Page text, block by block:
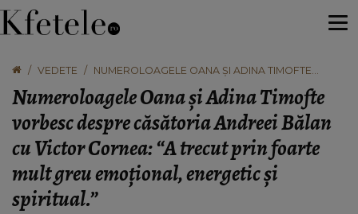
VEDETE
NUMEROLOAGELE OANA ȘI ADINA TIMOFTE
CU VICTOR CORNEA: “A TRECUT PRIN FOARTE
MULT GREU EMOȚIONAL, ENERGETIC ȘI
SPIRITUAL.”
Numeroloagele Oana și Adina Timofte
vorbesc despre căsătoria Andreei Bălan
cu Victor Cornea: “A trecut prin foarte
mult greu emoțional, energetic și
spiritual.”